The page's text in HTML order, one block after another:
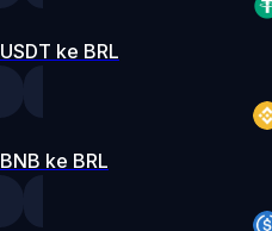
USDT ke BRL
BNB ke BRL